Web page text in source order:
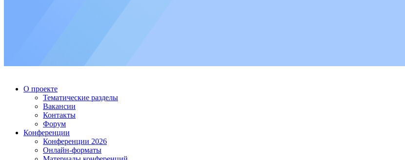
О проекте
Тематические разделы
Вакансии
Контакты
Форум
Конференции
Конференции 2026
Онлайн-форматы